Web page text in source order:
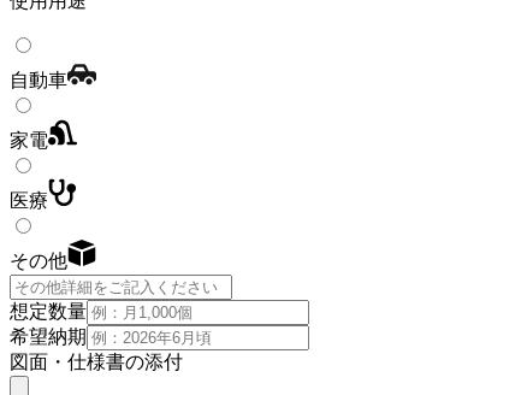
自動車
家電
医療
その他
想定数量
希望納期
図面・仕様書の添付